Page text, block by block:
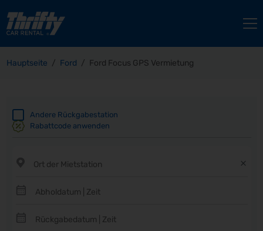
Hauptseite Ford Ford Focus GPS Vermietung
Andere Rückgabestation
Rabattcode anwenden